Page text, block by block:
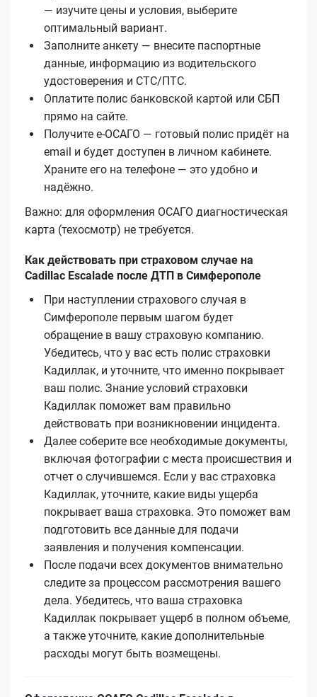
— изучите цены и условия, выберите
оптимальный вариант.
Заполните анкету — внесите паспортные
данные, информацию из водительского
удостоверения и СТС/ПТС.
Оплатите полис банковской картой или СБП
прямо на сайте.
Получите е‑ОСАГО — готовый полис придёт на
email и будет доступен в личном кабинете.
Храните его на телефоне — это удобно и
надёжно.
Важно: для оформления ОСАГО диагностическая
карта (техосмотр) не требуется.
Как действовать при страховом случае на
Cadillac Escalade после ДТП в Симферополе
При наступлении страхового случая в
Симферополе первым шагом будет
обращение в вашу страховую компанию.
Убедитесь, что у вас есть полис страховки
Кадиллак, и уточните, что именно покрывает
ваш полис. Знание условий страховки
Кадиллак поможет вам правильно
действовать при возникновении инцидента.
Далее соберите все необходимые документы,
включая фотографии с места происшествия и
отчет о случившемся. Если у вас страховка
Кадиллак, уточните, какие виды ущерба
покрывает ваша страховка. Это поможет вам
подготовить все данные для подачи
заявления и получения компенсации.
После подачи всех документов внимательно
следите за процессом рассмотрения вашего
дела. Убедитесь, что ваша страховка
Кадиллак покрывает ущерб в полном объеме,
а также уточните, какие дополнительные
расходы могут быть возмещены.